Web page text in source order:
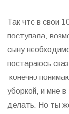
Так что в свои
поступала,
сыну
постараюсь
конечно
уборкой, и мне в
делать. Но ты